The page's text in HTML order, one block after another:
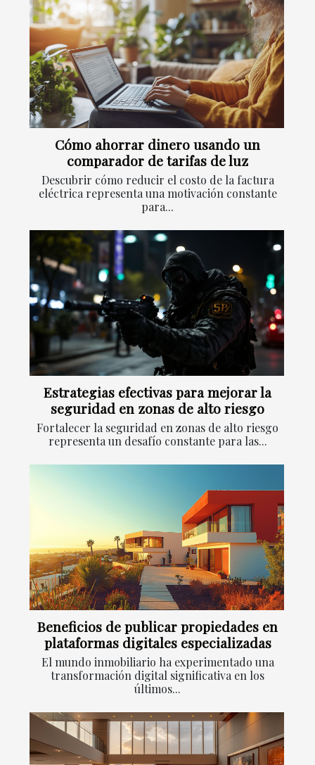
Cómo ahorrar dinero usando un
comparador de tarifas de luz
Descubrir cómo reducir el costo de la factura
eléctrica representa una motivación constante
para...
Estrategias efectivas para mejorar la
seguridad en zonas de alto riesgo
Fortalecer la seguridad en zonas de alto riesgo
representa un desafío constante para las...
Beneficios de publicar propiedades en
plataformas digitales especializadas
El mundo inmobiliario ha experimentado una
transformación digital significativa en los
últimos...